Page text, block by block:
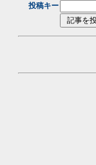
投稿キー